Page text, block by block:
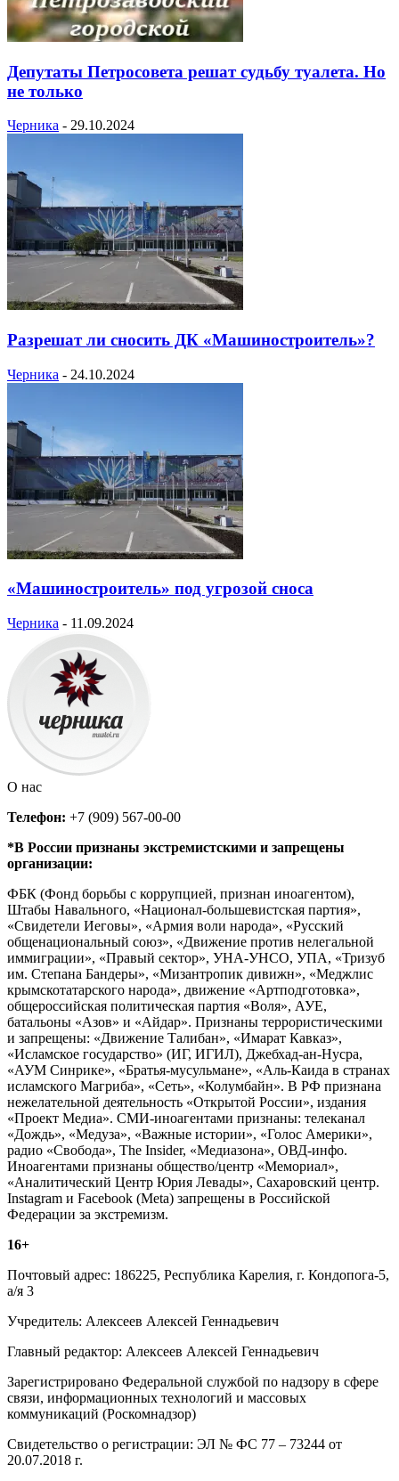
Депутаты Петросовета решат судьбу туалета. Но
не только
Черника - 29.10.2024
Разрешат ли сносить ДК «Машиностроитель»?
Черника - 24.10.2024
«Машиностроитель» под угрозой сноса
Черника - 11.09.2024
О нас
Телефон: +7 (909) 567-00-00
*В России признаны экстремистскими и запрещены
организации:
ФБК (Фонд борьбы с коррупцией, признан иноагентом),
Штабы Навального, «Национал-большевистская партия»,
«Свидетели Иеговы», «Армия воли народа», «Русский
общенациональный союз», «Движение против нелегальной
иммиграции», «Правый сектор», УНА-УНСО, УПА, «Тризуб
им. Степана Бандеры», «Мизантропик дивижн», «Меджлис
крымскотатарского народа», движение «Артподготовка»,
общероссийская политическая партия «Воля», АУЕ,
батальоны «Азов» и «Айдар». Признаны террористическими
и запрещены: «Движение Талибан», «Имарат Кавказ»,
«Исламское государство» (ИГ, ИГИЛ), Джебхад-ан-Нусра,
«АУМ Синрике», «Братья-мусульмане», «Аль-Каида в странах
исламского Магриба», «Сеть», «Колумбайн». В РФ признана
нежелательной деятельность «Открытой России», издания
«Проект Медиа». СМИ-иноагентами признаны: телеканал
«Дождь», «Медуза», «Важные истории», «Голос Америки»,
радио «Свобода», The Insider, «Медиазона», ОВД-инфо.
Иноагентами признаны общество/центр «Мемориал»,
«Аналитический Центр Юрия Левады», Сахаровский центр.
Instagram и Facebook (Metа) запрещены в Российской
Федерации за экстремизм.
16+
Почтовый адрес: 186225, Республика Карелия, г. Кондопога-5,
а/я 3
Учредитель: Алексеев Алексей Геннадьевич
Главный редактор: Алексеев Алексей Геннадьевич
Зарегистрировано Федеральной службой по надзору в сфере
связи, информационных технологий и массовых
коммуникаций (Роскомнадзор)
Свидетельство о регистрации: ЭЛ № ФС 77 – 73244 от
20.07.2018 г.